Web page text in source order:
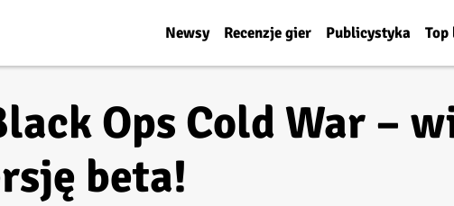
Newsy Recenzje gier Publicystyka
Ops Cold War –
beta!